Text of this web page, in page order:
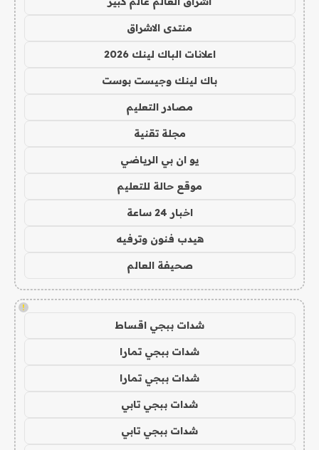
منتدى الاشراق
اعلانات الباك لينك 2026
باك لينك وجيست بوست
مصادر التعليم
مجلة تقنية
يو ان بي الرياضي
موقع حالة للتعليم
اخبار 24 ساعة
هيدب فنون وترفيه
صحيفة العالم
!
شدات ببجي اقساط
شدات ببجي تمارا
شدات ببجي تمارا
شدات ببجي تابي
شدات ببجي تابي